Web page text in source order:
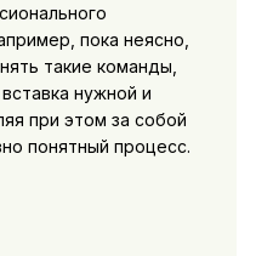
пока неясно,
такие команды,
нужной и
при этом за собой
понятный процесс.